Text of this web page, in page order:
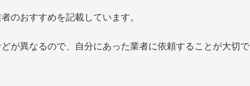
のおすすめを記載しています。
が異なるので、自分にあった業者に依頼することが大切で